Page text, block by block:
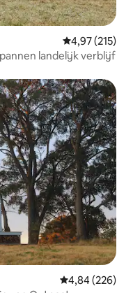
Gemiddelde
4,97 (215)
landelijk verblijf
Gemiddelde
4,84 (226)